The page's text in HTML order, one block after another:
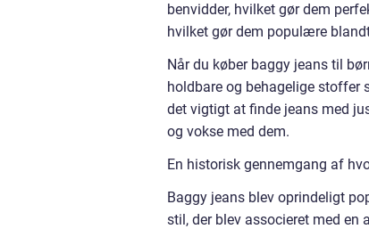
benvidder, hvilket gør dem
hvilket gør dem populære
Når du køber baggy jeans til
holdbare og behagelige stoffer
det vigtigt at finde jeans med
og vokse med dem.
En historisk gennemgang af
Baggy jeans blev oprindeligt
stil, der blev associeret med en